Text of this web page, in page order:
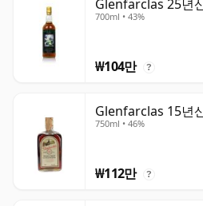
Glenfarclas 25년
700ml • 43%
₩104만 ?
Glenfarclas 15년
750ml • 46%
₩112만 ?